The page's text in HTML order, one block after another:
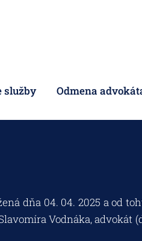
služby Odmena
dňa 04. 04. 2025 a od
Vodnáka, advokát